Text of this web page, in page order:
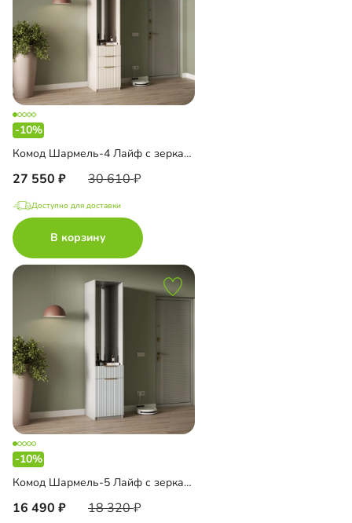
-10%
Комод Шармель-4 Лайф с зеркалом и антресолью
27 550 30 610
Доступно для доставки
В корзину
-10%
Комод Шармель-5 Лайф с зеркалом
16 490 18 320